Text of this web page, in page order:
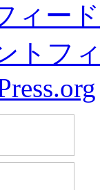
ィード
トフ